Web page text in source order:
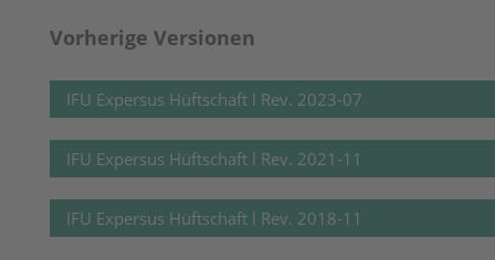
Vorherige Versionen
IFU Expersus Hüftschaft l Rev. 2023-07
IFU Expersus Hüftschaft l Rev. 2021-11
IFU Expersus Hüftschaft l Rev. 2018-11